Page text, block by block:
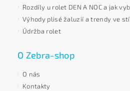
Rozdíly u rolet DEN A NOC a jak
Výhody plisé žaluzií a trendy ve
Údržba rolet
O Zebra-shop
O nás
Kontakty